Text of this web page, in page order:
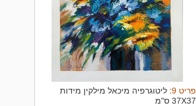
פריט 9
: ליטוגרפיה מיכאל מילקין מידות
37X37 ס"מ